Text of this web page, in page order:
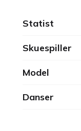
Statist
Skuespiller
Model
Danser